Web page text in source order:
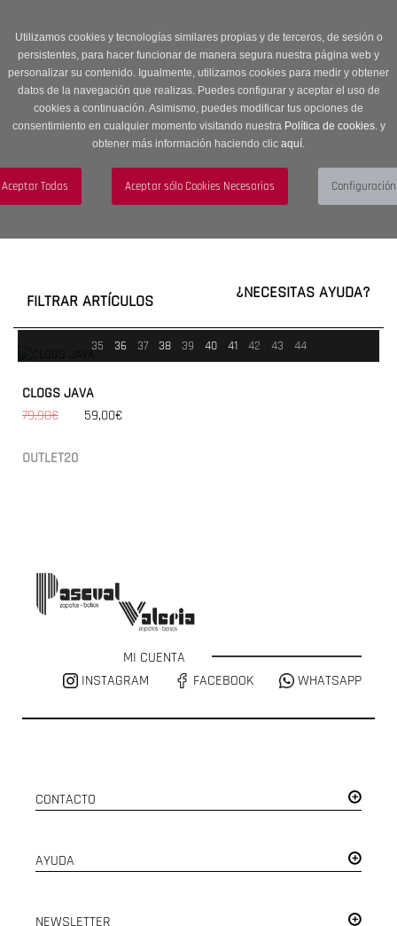
Utilizamos cookies y tecnologías similares propias y de terceros, de sesión o
persistentes, para hacer funcionar de manera segura nuestra página web y
personalizar su contenido. Igualmente, utilizamos cookies para medir y obtener
datos de la navegación que realizas. Puedes configurar y aceptar el uso de
cookies a continuación. Asimismo, puedes modificar tus opciones de
consentimiento en cualquier momento visitando nuestra Política de cookies.y
obtener más información haciendo clic aquí.
descuento en Sección OUTLET con código OUTLET20
navigation
Menú
FILTRAR ARTÍCULOS ¿NECESITAS AYUDA?
35 36 37 38 39 40 41 42 43 44
CLOGS JAVA
79,90€
59,00€
OUTLET20
MI CUENTA
INSTAGRAM
FACEBOOK WHATSAPP
CONTACTO
AYUDA
NEWSLETTER